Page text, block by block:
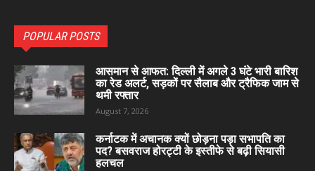
POPULAR POSTS
आसमान से आफत: दिल्ली में अगले 3 घंटे भारी बारिश
का रेड अलर्ट, सड़कों पर सैलाब और ट्रैफिक जाम से
थमी रफ्तार
August 7, 2026
कर्नाटक में अचानक क्यों छोड़ना पड़ा सभापति का
पद? बसवराज होरट्टी के इस्तीफे से बढ़ी सियासी
हलचल